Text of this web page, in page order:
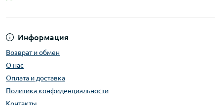
Информация
Возврат и обмен
О нас
Оплата и доставка
Политика конфиденциальности